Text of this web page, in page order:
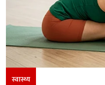
स्वास्थ्य